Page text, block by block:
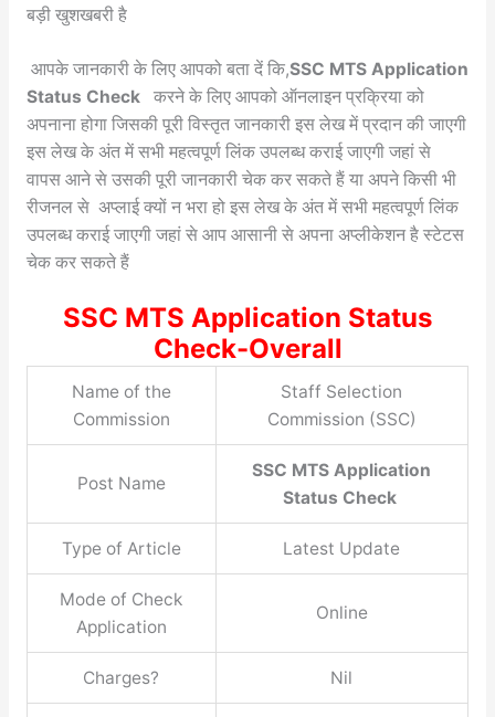
बड़ी खुशखबरी है
आपके जानकारी के लिए आपको बता दें कि,SSC MTS Application
Status Check
करने के लिए आपको ऑनलाइन प्रक्रिया को
अपनाना होगा जिसकी पूरी विस्तृत जानकारी इस लेख में प्रदान की जाएगी
इस लेख के अंत में सभी महत्वपूर्ण लिंक उपलब्ध कराई जाएगी जहां से
वापस आने से उसकी पूरी जानकारी चेक कर सकते हैं या अपने किसी भी
रीजनल से अप्लाई क्यों न भरा हो इस लेख के अंत में सभी महत्वपूर्ण लिंक
उपलब्ध कराई जाएगी जहां से आप आसानी से अपना अप्लीकेशन है स्टेटस
चेक कर सकते हैं
SSC MTS Application Status
Check-Overall
Name of the
Commission
Staff Selection
Commission (SSC)
Post Name
SSC MTS Application
Status Check
Type of Article Latest Update
Mode of Check
Application
Online
Charges? Nil